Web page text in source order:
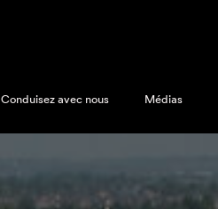
Conduisez avec nous Médias